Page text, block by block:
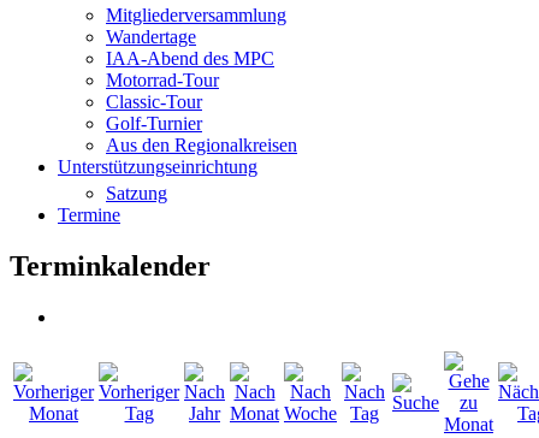
Mitgliederversammlung
Wandertage
IAA-Abend des MPC
Motorrad-Tour
Classic-Tour
Golf-Turnier
Aus den Regionalkreisen
Unterstützungseinrichtung
Satzung
Termine
Terminkalender